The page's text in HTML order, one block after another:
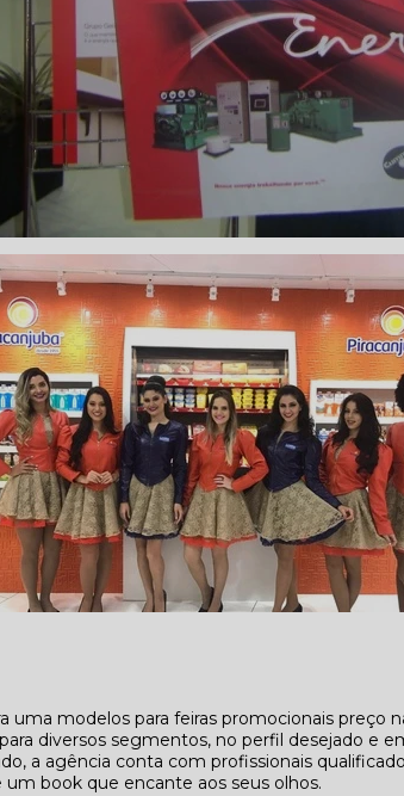
uma modelos para feiras promocionais preço
diversos segmentos, no perfil desejado e
a agência conta com profissionais
um book que encante aos seus olhos.